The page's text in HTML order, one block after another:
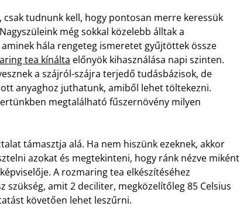
tudnunk kell, hogy pontosan merre keressük
még sokkal közelebb álltak a
hála rengeteg ismeretet gyűjtöttek össze
tea kínálta előnyök kihasználása napi szinten.
a szájról-szájra terjedő tudásbázisok, de
anyaghoz juthatunk, amiből lehet töltekezni.
megtalálható fűszernövény milyen
támasztja alá. Ha nem hiszünk ezeknek, akkor
azokat és megtekinteni, hogy ránk nézve miként
A rozmaring tea elkészítéséhez
szükség, amit 2 deciliter, megközelítőleg 85 Celsius
követően lehet leszűrni.